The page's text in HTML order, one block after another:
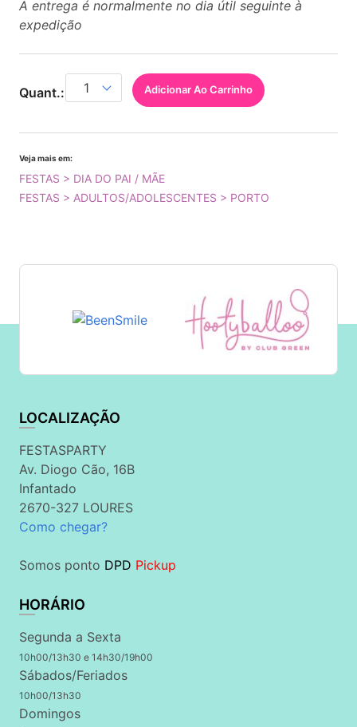
A entrega é normalmente no dia útil seguinte à
expedição
Quant.: Adicionar Ao Carrinho
Veja mais em:
FESTAS > DIA DO PAI / MÃE
FESTAS > ADULTOS/ADOLESCENTES > PORTO
LOCALIZAÇÃO
FESTASPARTY
Av. Diogo Cão, 16B
Infantado
2670-327 LOURES
Como chegar?
Somos ponto DPD Pickup
HORÁRIO
Segunda a Sexta
10h00/13h30 e 14h30/19h00
Sábados/Feriados
10h00/13h30
Domingos